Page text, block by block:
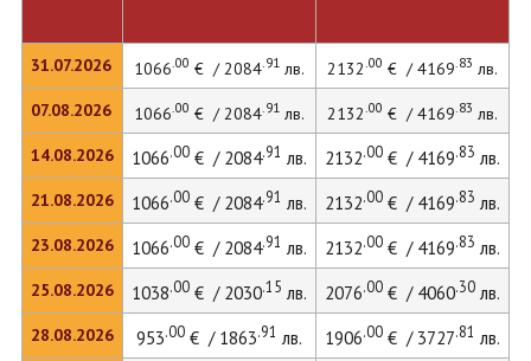
31.07.2026
07.08.2026
14.08.2026
21.08.2026
23.08.2026
25.08.2026
28.08.2026
1066.00 € / 2084.91лв. 2132.00 € / 4169.83 лв.
1066.00 € / 2084.91лв. 2132.00 € / 4169.83 лв.
1066.00€ / 2084.91 лв. 2132.00€ / 4169.83 лв.
1066.00€ / 2084.91 лв. 2132.00€ / 4169.83 лв.
1066.00€ / 2084.91 лв. 2132.00€ / 4169.83 лв.
1038.00€ / 2030.15 лв. 2076.00€ / 4060.30лв.
953.00€ / 1863.91 лв. 1906.00€ / 3727.81 лв.